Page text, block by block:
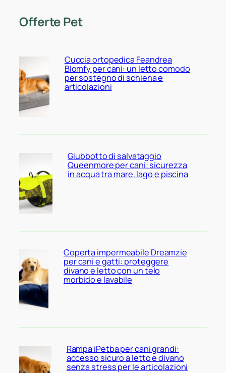
Offerte Pet
Cuccia ortopedica Feandrea
Blomfy per cani: un letto comodo
per sostegno di schiena e
articolazioni
Giubbotto di salvataggio
Queenmore per cani: sicurezza
in acqua tra mare, lago e piscina
Coperta impermeabile Dreamzie
per cani e gatti: proteggere
divano e letto con un telo
morbido e lavabile
Rampa iPetba per cani grandi:
accesso sicuro a letto e divano
senza stress per le articolazioni